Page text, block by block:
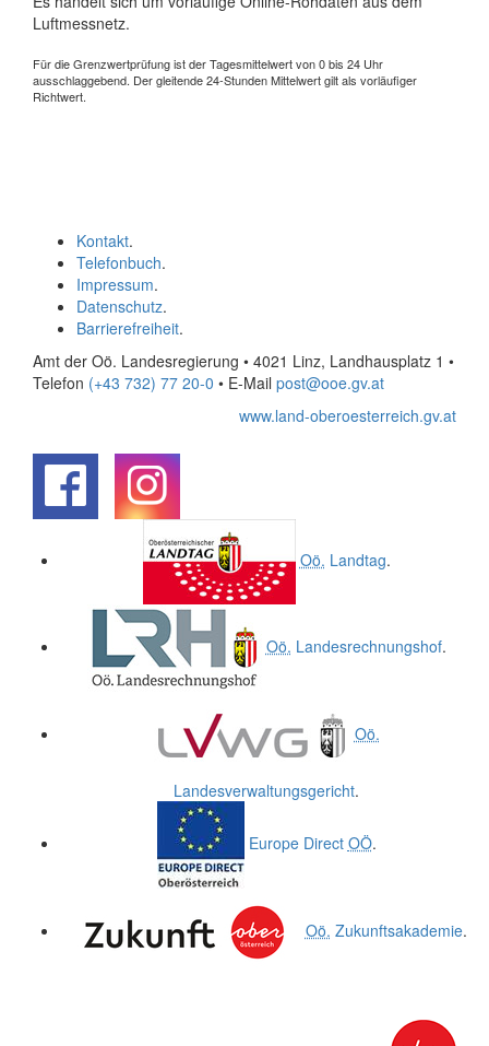
Luftmessnetz.
Für die Grenzwertprüfung ist der Tagesmittelwert von 0 bis 24 Uhr
ausschlaggebend. Der gleitende 24-Stunden Mittelwert gilt als vorläufiger
Richtwert.
Kontakt.
Telefonbuch.
Impressum.
Datenschutz.
Barrierefreiheit.
Amt der Oö. Landesregierung • 4021 Linz, Landhausplatz 1 •
Telefon (+43 732) 77 20-0 • E-Mail post@ooe.gv.at
www.land-oberoesterreich.gv.at
Oö. Landtag.
Oö. Landesrechnungshof.
Oö.
Landesverwaltungsgericht.
Europe Direct OÖ.
Oö. Zukunftsakademie.